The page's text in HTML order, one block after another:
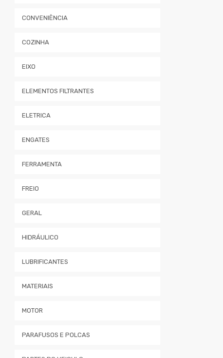
CONVENIÊNCIA
COZINHA
EIXO
ELEMENTOS FILTRANTES
ELETRICA
ENGATES
FERRAMENTA
FREIO
GERAL
HIDRÁULICO
LUBRIFICANTES
MATERIAIS
MOTOR
PARAFUSOS E POLCAS